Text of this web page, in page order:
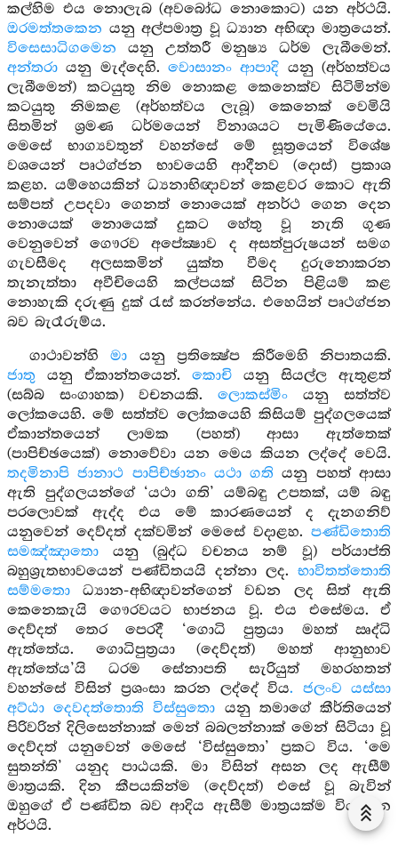
කල්හිම එය නොලැබ (අවබෝධ නොකොට) යන අර්ථයි.
ඔරමත්තකෙන යනු අල්පමාත්‍ර වූ ධ්‍යාන අභිඥා මාත්‍රයෙන්.
විසෙසාධිගමෙන යනු උත්තරී මනුෂ්‍ය ධර්ම ලැබීමෙන්.
අන්තරායනු මැද්දෙහි.වොසානං ආපාදි යනු (අර්හත්වය
ලැබීමෙන්) කටයුතු නිම නොකළ කෙනෙක්ව සිටිමින්ම
කටයුතු නිමකළ (අර්හත්වය ලැබූ) කෙනෙක් වෙමියි
සිතමින් ශ්‍රමණ ධර්මයෙන් විනාශයට පැමිණියේයෙ.
මෙසේ භාග්‍යවතුන් වහන්සේ මේ සූත්‍රයෙන් විශේෂ
වශයෙන් පෘථග්ජන භාවයෙහි ආදීනව (දොස්) ප්‍රකාශ
කළහ. යම්හෙයකින් ධ්‍යනාභිඥාවන් කෙළවර කොට ඇති
සම්පත් උපදවා ගෙනත් නොයෙක් අනර්ථ ගෙන දෙන
නොයෙක් නොයෙක් දුකට හේතු වූ නැති ගුණ
වෙනුවෙන් ගෞරව අපේක්‍ෂාව ද අසත්පුරුෂයන් සමග
ගැවසීමද අලසකමින් යුක්ත වීමද දුරුනොකරන
තැනැත්තා අවීචියෙහි කල්පයක් සිටින පිළියම් කළ
නොහැකි දරුණු දුක් රැස් කරන්නේය. එහෙයින් පෘථග්ජන
බව බැරෑරුම්ය.
ගාථාවන්හිමා යනු ප්‍රතික්‍ෂේප කිරීමෙහි නිපාතයකි.
ජාතු යනු ඒකාන්තයෙන්. කොචි යනු සියල්ල ඇතුළත්
(සබ්බ සංගාහක) වචනයකි. ලොකස්මිං යනු සත්ත්ව
ලෝකයෙහි. මේ සත්ත්ව ලෝකයෙහි කිසියම් පුද්ගලයෙක්
ඒකාන්තයෙන් ලාමක (පහත්) ආසා ඇත්තෙක්
(පාපිච්ඡයෙක්) නොවේවා යන මෙය කියන ලද්දේ වෙයි.
තදමිනාපි ජානාථ පාපිච්ඡානං යථා ගති යනු පහත් ආසා
ඇති පුද්ගලයන්ගේ ‘යථා ගති’ යම්බඳු උපතක්, යම් බඳු
පරලොවක් ඇද්ද එය මේ කාරණයෙන් ද දැනගනිව්
යනුවෙන් දෙව්දත් දක්වමින් මෙසේ වදාළහ. පණ්ඩිතොති
සමඤ්ඤාතො යනු (බුද්ධ වචනය නම් වූ) පර්යාප්ති
බහුශ්‍රැතභාවයෙන් පණ්ඩිතයයි දන්නා ලද. භාවිතත්තොති
සම්මතො ධ්‍යාන-අභිඥාවන්ගෙන් වඩන ලද සිත් ඇති
කෙනෙකැයි ගෞරවයට භාජනය වූ. එය එසේමය. ඒ
දෙව්දත් තෙර පෙරදී ‘ගොධි පුත්‍රයා මහත් ඍද්ධි
ඇත්තේය. ගොධිපුත්‍රයා (දෙව්දත්) මහත් ආනුභාව
ඇත්තේය’යි ධරම සේනාපති සැරියුත් මහරහතන්
වහන්සේ විසින් ප්‍රශංසා කරන ලද්දේ විය. ජලංව යස්සා
අට්ඨා දෙවදත්තොති විස්සුතො යනු තමාගේ කීර්තියෙන්
පිරිවරින් දිලිසෙන්නාක් මෙන් බබලන්නාක් මෙන් සිටියා වූ
දෙව්දත් යනුවෙන් මෙසේ ‘විස්සුතො’ ප්‍රකට විය. ‘මෙ
සුතන්ති’ යනුද පාඨයකි. මා විසින් අසන ලද ඇසීම්
මාත්‍රයකි. දින කීපයකින්ම (දෙව්දත්) එසේ වූ බැවින්
ඔහුගේ ඒ පණ්ඩිත බව ආදිය ඇසීම් මාත්‍රයක්ම විය යන
අර්ථයි.